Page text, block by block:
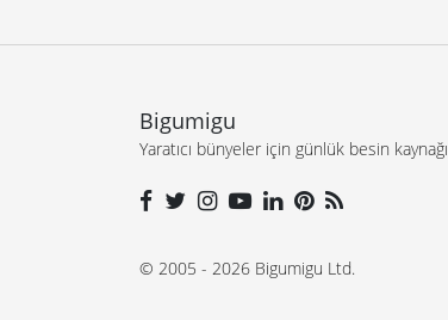
Bigumigu
Yaratıcı bünyeler için günlük besin kaynağı
© 2005 - 2026 Bigumigu Ltd.